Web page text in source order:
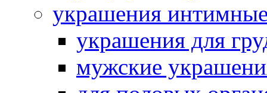
украшения
украшения для
мужские